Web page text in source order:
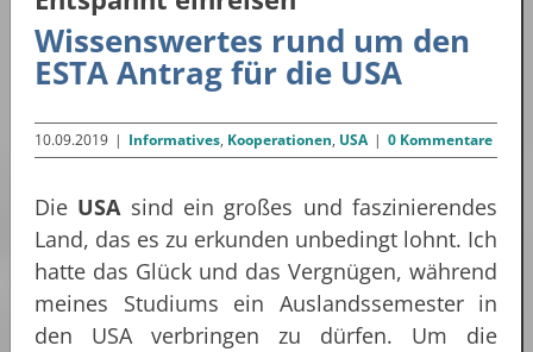
Wissenswertes rund um den
ESTA Antrag für die USA
10.09.2019 | Informatives, Kooperationen, USA | 0 Kommentare
Die USAsind ein großes und faszinierendes
Land, das es zu erkunden unbedingt lohnt. Ich
hatte das Glück und das Vergnügen, während
meines Studiums ein Auslandssemester in
den USA verbringen zu dürfen. Um die